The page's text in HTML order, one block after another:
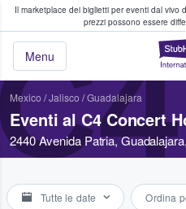
Il marketplace dei biglietti per eventi dal vivo
prezzi possono essere
Menu
fan comprano e
Mexico /Jalisco /Guadalajara
Eventi al C4 Concert
2440 Avenida Patria,
Tutte le date Ordina